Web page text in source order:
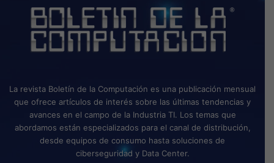
La revista Boletín de la Computación es una publicación mensual
que ofrece artículos de interés sobre las últimas tendencias y
avances en el campo de la Industria TI. Los temas que
abordamos están especializados para el canal de distribución,
desde equipos de consumo hasta soluciones de
ciberseguridad y Data Center.